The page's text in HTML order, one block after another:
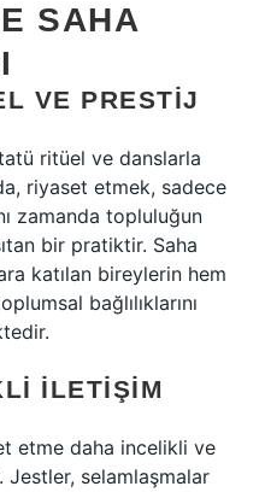
SAHA
VE PRESTIJ
ritüel ve danslarla
riyaset etmek, sadece
zamanda topluluğun
bir pratiktir. Saha
katılan bireylerin hem
bağlılıklarını
İLETIŞIM
etme daha incelikli ve
Jestler, selamlaşmalar